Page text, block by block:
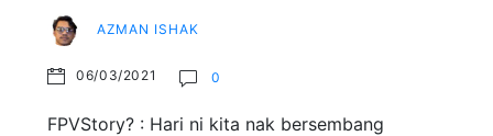
AZMAN ISHAK
06/03/2021 0
FPVStory? : Hari ni kita nak bersembang